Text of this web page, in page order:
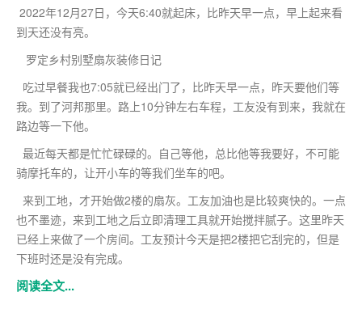
2022年12月27日，今天6:40就起床，比昨天早一点，早上起来看
到天还没有亮。
罗定乡村别墅扇灰装修日记
吃过早餐我也7:05就已经出门了，比昨天早一点，昨天要他们等
我。到了河邦那里。路上10分钟左右车程，工友没有到来，我就在
路边等一下他。
最近每天都是忙忙碌碌的。自己等他，总比他等我要好，不可能
骑摩托车的，让开小车的等我们坐车的吧。
来到工地，才开始做2楼的扇灰。工友加油也是比较爽快的。一点
也不墨迹，来到工地之后立即清理工具就开始搅拌腻子。这里昨天
已经上来做了一个房间。工友预计今天是把2楼把它刮完的，但是
下班时还是没有完成。
阅读全文...